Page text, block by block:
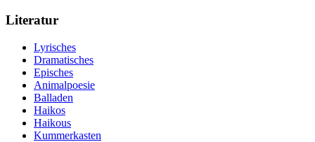
Literatur
Lyrisches
Dramatisches
Episches
Animalpoesie
Balladen
Haikos
Haikous
Kummerkasten